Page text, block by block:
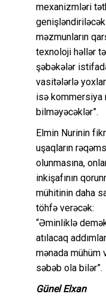
mexanizmləri
məzmunların
texnoloji həllər
şəbəkələr
vasitələrlə
isə kommersiya
bilməyəcəklər”.
Elmin Nurinin
uşaqların
olunmasına,
inkişafının
mühitinin daha
töhfə verəcək:
“Əminliklə
atılacaq
mənada mühüm
səbəb ola bilər”.
Günel Elxan